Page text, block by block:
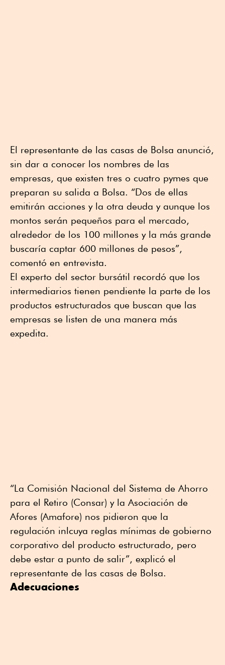
El representante de las casas de Bolsa anunció,
sin dar a conocer los nombres de las
empresas, que existen tres o cuatro pymes que
preparan su salida a Bolsa. “Dos de ellas
emitirán acciones y la otra deuda y aunque los
montos serán pequeños para el mercado,
alrededor de los 100 millones y la más grande
buscaría captar 600 millones de pesos”,
comentó en entrevista.
El experto del sector bursátil recordó que los
intermediarios tienen pendiente la parte de los
productos estructurados que buscan que las
empresas se listen de una manera más
expedita.
“La Comisión Nacional del Sistema de Ahorro
para el Retiro (Consar) y la Asociación de
Afores (Amafore) nos pidieron que la
regulación inlcuya reglas mínimas de gobierno
corporativo del producto estructurado, pero
debe estar a punto de salir”, explicó el
representante de las casas de Bolsa.
Adecuaciones